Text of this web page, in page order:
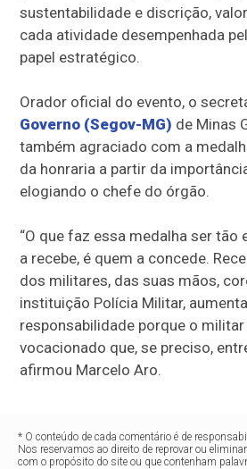
sustentabilidade e discrição,
cada atividade desempenhada
papel estratégico.
Orador oficial do evento, o
Governo (Segov-MG) de Minas
também agraciado com a
da honraria a partir da
elogiando o chefe do órgão.
“O que faz essa medalha ser tão
a recebe, é quem a concede.
dos militares, das suas mãos,
instituição Polícia Militar,
responsabilidade porque o militar
vocacionado que, se preciso,
afirmou Marcelo Aro.
* O conteúdo de cada comentário é de
Nos reservamos ao direito de reprovar ou
com o propósito do site ou que contenham